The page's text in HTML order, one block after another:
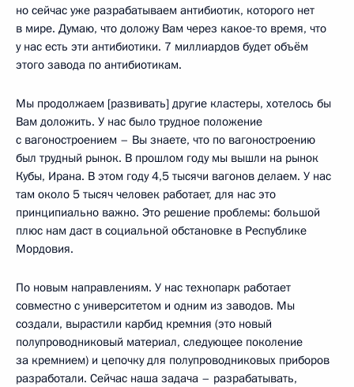
но сейчас уже разрабатываем антибиотик, которого нет
в мире. Думаю, что доложу Вам через какое-то время, что
у нас есть эти антибиотики. 7 миллиардов будет объём
этого завода по антибиотикам.
Мы продолжаем [развивать] другие кластеры, хотелось бы
Вам доложить. У нас было трудное положение
с вагоностроением – Вы знаете, что по вагоностроению
был трудный рынок. В прошлом году мы вышли на рынок
Кубы, Ирана. В этом году 4,5 тысячи вагонов делаем. У нас
там около 5 тысяч человек работает, для нас это
принципиально важно. Это решение проблемы: большой
плюс нам даст в социальной обстановке в Республике
Мордовия.
По новым направлениям. У нас технопарк работает
совместно с университетом и одним из заводов. Мы
создали, вырастили карбид кремния (это новый
полупроводниковый материал, следующее поколение
за кремнием) и цепочку для полупроводниковых приборов
разработали. Сейчас наша задача – разрабатывать,